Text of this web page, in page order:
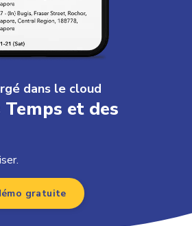
dans le cloud
et des
gratuite